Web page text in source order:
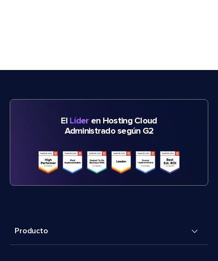
El Líder en Hosting Cloud
Administrado según G2
Producto